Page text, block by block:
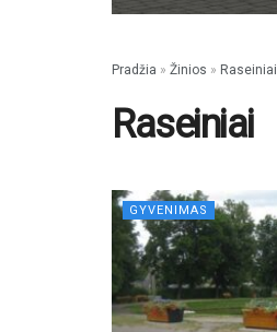
Pradžia » Žinios » Raseiniai
Raseiniai
GYVENIMAS